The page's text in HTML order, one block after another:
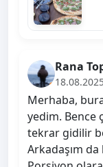
Rana
Merhaba,
yedim. Bence
tekrar gidilir
Arkadaşım